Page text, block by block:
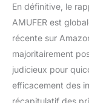
En définitive, le
AMUFER est
récente sur
majoritairement
judicieux pour
efficacement des
récapitulatif des